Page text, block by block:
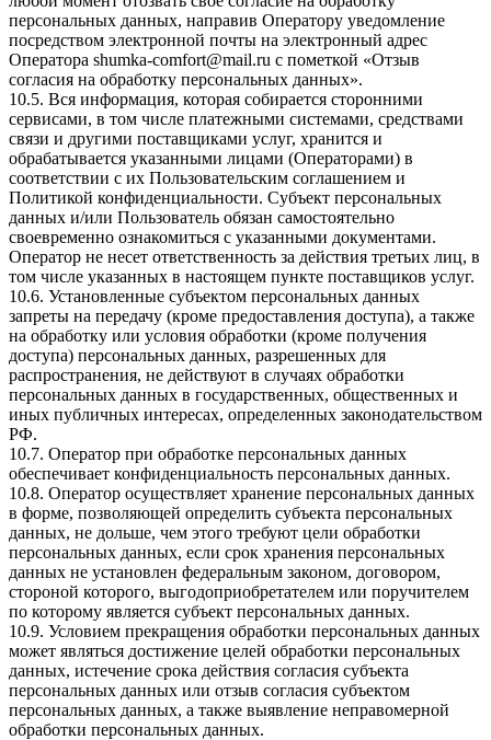
персональных данных, направив Оператору уведомление
посредством электронной почты на электронный адрес
Оператора shumka-comfort@mail.ru с пометкой «Отзыв
согласия на обработку персональных данных».
10.5. Вся информация, которая собирается сторонними
сервисами, в том числе платежными системами, средствами
связи и другими поставщиками услуг, хранится и
обрабатывается указанными лицами (Операторами) в
соответствии с их Пользовательским соглашением и
Политикой конфиденциальности. Субъект персональных
данных и/или Пользователь обязан самостоятельно
своевременно ознакомиться с указанными документами.
Оператор не несет ответственность за действия третьих лиц, в
том числе указанных в настоящем пункте поставщиков услуг.
10.6. Установленные субъектом персональных данных
запреты на передачу (кроме предоставления доступа), а также
на обработку или условия обработки (кроме получения
доступа) персональных данных, разрешенных для
распространения, не действуют в случаях обработки
персональных данных в государственных, общественных и
иных публичных интересах, определенных законодательством
РФ.
10.7. Оператор при обработке персональных данных
обеспечивает конфиденциальность персональных данных.
10.8. Оператор осуществляет хранение персональных данных
в форме, позволяющей определить субъекта персональных
данных, не дольше, чем этого требуют цели обработки
персональных данных, если срок хранения персональных
данных не установлен федеральным законом, договором,
стороной которого, выгодоприобретателем или поручителем
по которому является субъект персональных данных.
10.9. Условием прекращения обработки персональных данных
может являться достижение целей обработки персональных
данных, истечение срока действия согласия субъекта
персональных данных или отзыв согласия субъектом
персональных данных, а также выявление неправомерной
обработки персональных данных.